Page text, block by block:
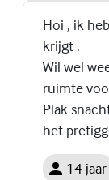
Hoi , ik
krijgt .
Wil wel
ruimte
Plak
het
14 jaar